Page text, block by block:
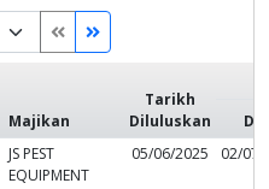
Majikan
Tarikh
Diluluskan
JS PEST
EQUIPMENT
05/06/2025 02/07/